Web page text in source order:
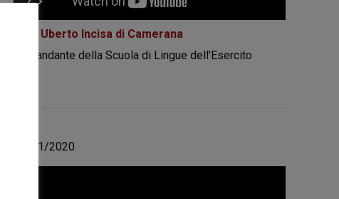
Gen. Uberto Incisa di Camerana
Comandante della Scuola di Lingue dell'Esercito
11/01/2020